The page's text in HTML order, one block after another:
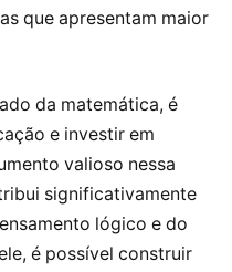
que apresentam maior
da matemática, é
e investir em
valioso nessa
significativamente
lógico e do
é possível construir